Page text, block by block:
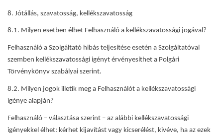
8. Jótállás, szavatosság, kellékszavatosság
8.1. Milyen esetben élhet Felhasználó a kellékszavatossági jogával?
Felhasználó a Szolgáltató hibás teljesítése esetén a Szolgáltatóval
szemben kellékszavatossági igényt érvényesíthet a Polgári
Törvénykönyv szabályai szerint.
8.2. Milyen jogok illetik meg a Felhasználót a kellékszavatossági
igénye alapján?
Felhasználó – választása szerint – az alábbi kellékszavatossági
igényekkel élhet: kérhet kijavítást vagy kicserélést, kivéve, ha az ezek